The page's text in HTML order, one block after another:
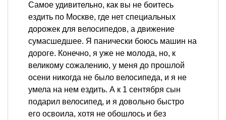
Самое удивительно, как вы не боитесь
ездить по Москве, где нет специальных
дорожек для велосипедов, а движение
сумасшедшее. Я панически боюсь машин на
дороге. Конечно, я уже не молода, но, к
великому сожалению, у меня до прошлой
осени никогда не было велосипеда, и я не
умела на нем ездить. А к 1 сентября сын
подарил велосипед, и я довольно быстро
его освоила, хотя не обошлось и без